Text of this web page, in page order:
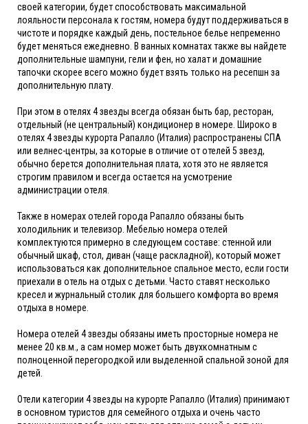
своей категории, будет способствовать максимальной
лояльности персонала к гостям, номера будут поддерживаться в
чистоте и порядке каждый день, постельное белье непременно
будет меняться ежедневно. В ванных комнатах также вы найдете
дополнительные шампуни, гели и фен, но халат и домашние
тапочки скорее всего можно будет взять только на ресепшн за
дополнительную плату.
При этом в отелях 4 звезды всегда обязан быть бар, ресторан,
отдельный (не центральный) кондиционер в номере. Широко в
отелях 4 звезды курорта Рапалло (Италия) распространены СПА
или велнес-центры, за которые в отличие от отелей 5 звезд,
обычно берется дополнительная плата, хотя это не является
строгим правилом и всегда остается на усмотрение
администрации отеля.
Также в номерах отелей города Рапалло обязаны быть
холодильник и телевизор. Мебелью номера отелей
комплектуются примерно в следующем составе: стенной или
обычный шкаф, стол, диван (чаще раскладной), который может
использоваться как дополнительное спальное место, если гости
приехали в отель на отдых с детьми. Часто ставят несколько
кресел и журнальный столик для большего комфорта во время
отдыха в номере.
Номера отелей 4 звезды обязаны иметь просторные номера не
менее 20 кв.м., а сам номер может быть двухкомнатным с
полноценной перегородкой или выделенной спальной зоной для
детей.
Отели категории 4 звезды на курорте Рапалло (Италия) принимают
в основном туристов для семейного отдыха и очень часто